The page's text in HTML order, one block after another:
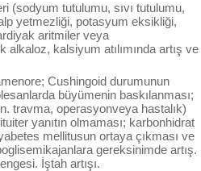
(sodyum tutulumu, sıvı tutulumu,
yetmezliği, potasyum eksikliği,
aritmiler veya
kalsiyum atılımında artış ve
Cushingoid durumunun
büyümenin baskılanması;
travma, operasyonveya hastalık)
yanıtın olmaması; karbonhidrat
mellitusun ortaya çıkması ve
gereksinimde artış.
İştah artışı.